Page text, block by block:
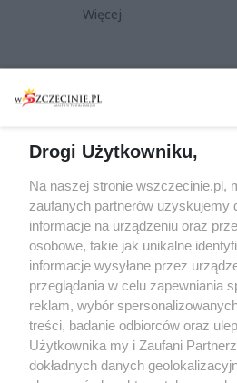
Więcej
Wydarzenia
Warsztaty
Jarmarki, festyny, pchle
targi
Wernisaże
Więcej
Drogi Użytkowniku,
Na naszej stronie wszczecinie.pl,
zaufanych partnerów uzyskujemy
informacje na urządzeniu oraz
osobowe, takie jak unikalne
informacje wysyłane przez
przeglądania w celu zapewniania
reklam, wybór
treści, badanie odbiorców oraz
Użytkownika my i Zaufani
dokładnych danych